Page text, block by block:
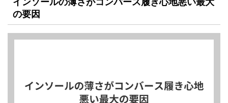
の要因